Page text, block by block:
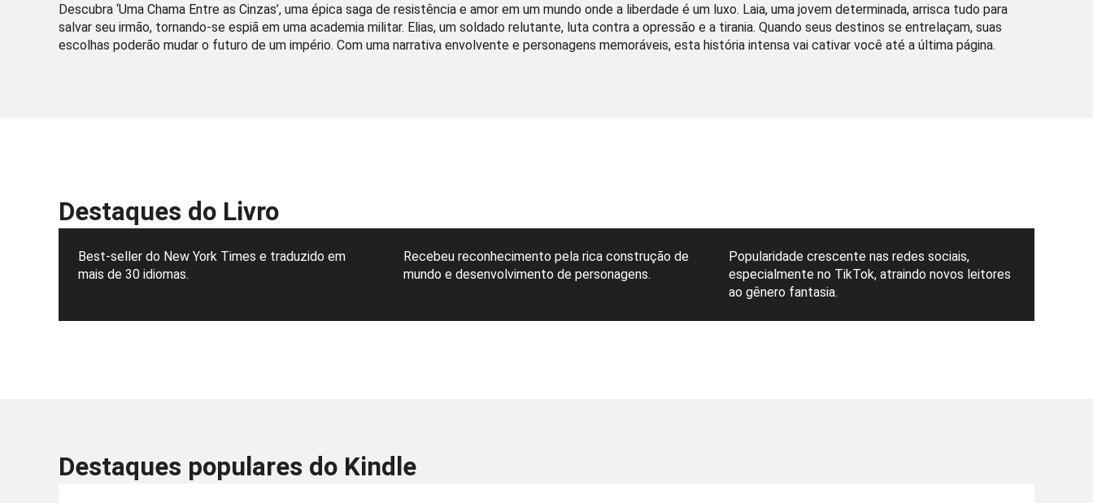
Descubra ‘Uma Chama Entre as Cinzas’, uma épica saga de resistência e amor em um mundo onde a liberdade é um luxo. Laia, uma jovem determinada, arrisca tudo para
salvar seu irmão, tornando-se espiã em uma academia militar. Elias, um soldado relutante, luta contra a opressão e a tirania. Quando seus destinos se entrelaçam, suas
escolhas poderão mudar o futuro de um império. Com uma narrativa envolvente e personagens memoráveis, esta história intensa vai cativar você até a última página.
Destaques do Livro
Best-seller do New York Times e traduzido em
mais de 30 idiomas.
Recebeu reconhecimento pela rica construção de
mundo e desenvolvimento de personagens.
Popularidade crescente nas redes sociais,
especialmente no TikTok, atraindo novos leitores
ao gênero fantasia.
Destaques populares do Kindle